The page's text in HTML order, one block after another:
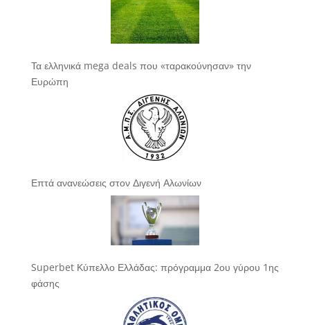
Τα ελληνικά mega deals που «ταρακούνησαν» την
Ευρώπη
Επτά ανανεώσεις στον Διγενή Αλωνίων
Superbet Κύπελλο Ελλάδας: πρόγραμμα 2ου γύρου 1ης
φάσης